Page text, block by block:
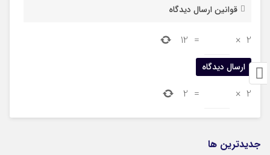
قوانین ارسال دیدگاه
2
×
=
12
2
×
=
2
جديدترين ها